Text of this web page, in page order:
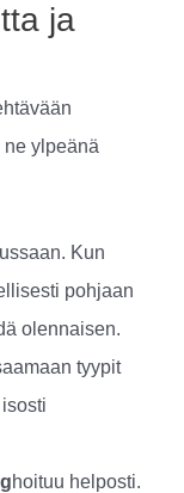
ja
ne ylpeänä
Kun
pohjaan
olennaisen.
tyypit
hoituu helposti.